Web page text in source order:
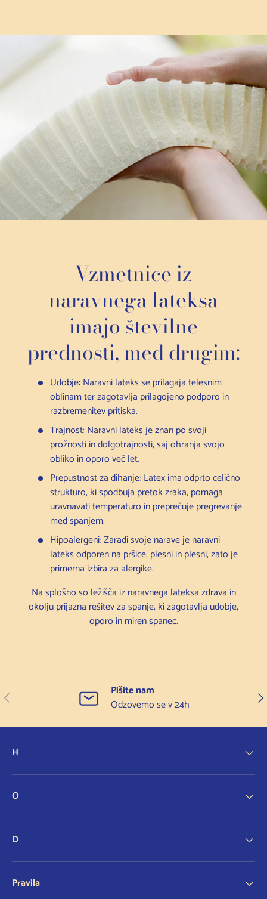
Vzmetnice iz
naravnega lateksa
imajo številne
prednosti, med drugim:
Udobje: Naravni lateks se prilagaja telesnim
oblinam ter zagotavlja prilagojeno podporo in
razbremenitev pritiska.
Trajnost: Naravni lateks je znan po svoji
prožnosti in dolgotrajnosti, saj ohranja svojo
obliko in oporo več let.
Prepustnost za dihanje: Latex ima odprto celično
strukturo, ki spodbuja pretok zraka, pomaga
uravnavati temperaturo in preprečuje pregrevanje
med spanjem.
Hipoalergeni: Zaradi svoje narave je naravni
lateks odporen na pršice, plesni in plesni, zato je
primerna izbira za alergike.
Na splošno so ležišča iz naravnega lateksa zdrava in
okolju prijazna rešitev za spanje, ki zagotavlja udobje,
oporo in miren spanec.
Prejšnji
Pišite nam
Odzovemo se v 24h
H
O
D
Pravila